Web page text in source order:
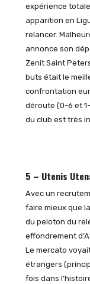
expérience
apparition en
relancer.
annonce son
Zenit Saint
buts était le
confrontation
déroute (0-6 et
du club est très
5 – Utenis
Avec un
faire mieux que
du peloton du
effondrement
Le mercato
étrangers
fois dans